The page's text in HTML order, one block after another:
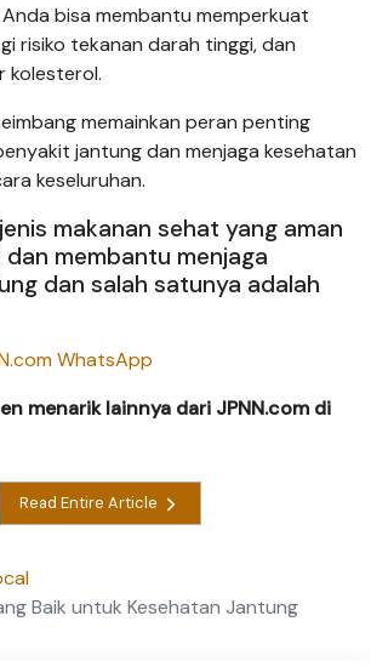
bisa membantu memperkuat
risiko tekanan darah tinggi, dan
kolesterol.
memainkan peran penting
jantung dan menjaga kesehatan
keseluruhan.
makanan sehat yang aman
membantu menjaga
dan salah satunya adalah
menarik lainnya dari JPNN.com di
Read Entire Article
Baik untuk Kesehatan Jantung